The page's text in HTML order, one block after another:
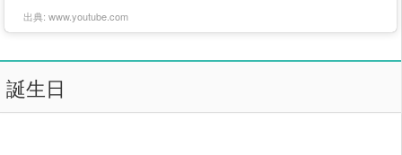
出典: www.youtube.com
誕生日